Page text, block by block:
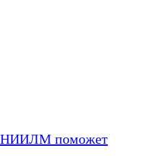
поможет